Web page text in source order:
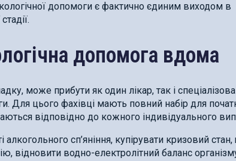
допомоги є фактично єдиним виходом в
допомога вдома
може прибути як один лікар, так і
Для цього фахівці мають повний набір для
відповідно до кожного індивідуального
сп’яніння, купірувати кризовий
відновити водно-електролітний баланс